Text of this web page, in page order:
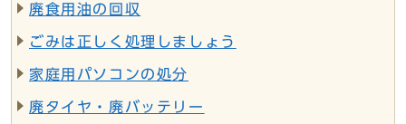
廃食用油の回収
ごみは正しく処理しましょう
家庭用パソコンの処分
廃タイヤ・廃バッテリー